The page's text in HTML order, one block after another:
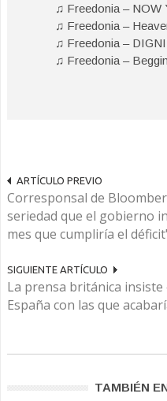
♫ Freedonia – NOW
♫ Freedonia –
♫ Freedonia –
♫ Freedonia –
ARTÍCULO PREVIO
Corresponsal de
seriedad que el gobierno
mes que cumpliría el
SIGUIENTE ARTÍCULO
La prensa británica
España con las que
TAMBIÉN